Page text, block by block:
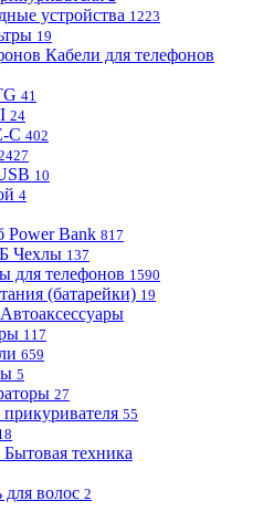
устройства 1223
19
Кабели для телефонов
41
24
C 402
10
4
Bank 817
Чехлы 137
для телефонов 1590
(батарейки) 19
Автоаксессуары
117
659
5
27
прикуривателя 55
Бытовая техника
волос 2